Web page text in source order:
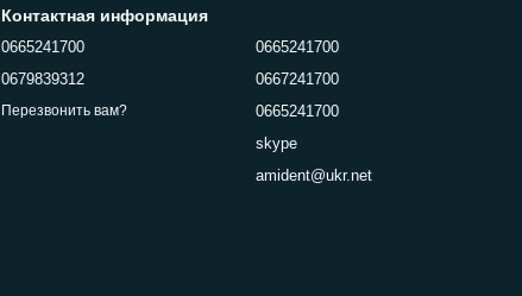
Контактная информация
0665241700
0679839312
Перезвонить вам?
0665241700
0667241700
0665241700
skype
amident@ukr.net